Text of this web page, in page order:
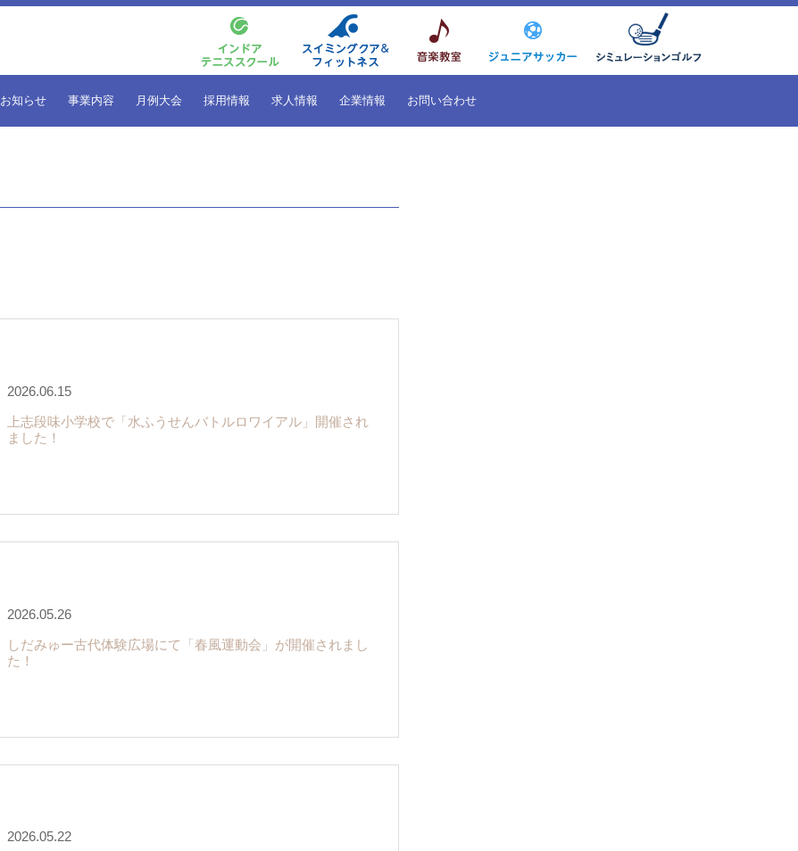
お知らせ 事業内容 月例大会 採用情報 求人情報 企業情報 お問い合わせ
2026.06.15
上志段味小学校で「水ふうせんバトルロワイアル」開催され
ました！
2026.05.26
しだみゅー古代体験広場にて「春風運動会」が開催されまし
た！
2026.05.22